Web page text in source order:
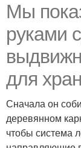
Мы
руками
для
Сначала он
деревянном
чтобы система